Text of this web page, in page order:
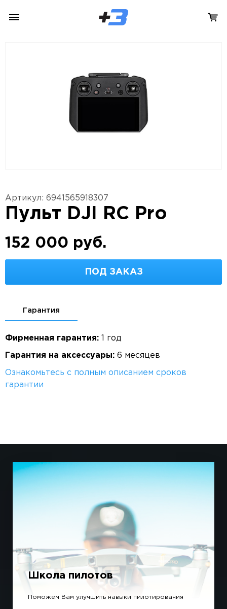
Артикул: 6941565918307
Пульт DJI RC Pro
152 000 руб.
ПОД ЗАКАЗ
Гарантия
Фирменная гарантия: 1 год
Гарантия на аксессуары: 6 месяцев
Ознакомьтесь с полным описанием сроков
гарантии
Школа пилотов
Поможем Вам улучшить навыки пилотирования